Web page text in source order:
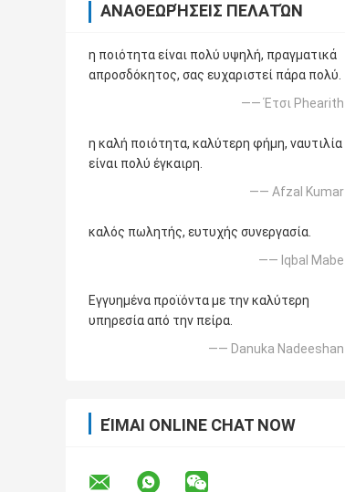
ΑΝΑΘΕΩΡΉΣΕΙΣ ΠΕΛΑΤΏΝ
η ποιότητα είναι πολύ υψηλή, πραγματικά
απροσδόκητος, σας ευχαριστεί πάρα πολύ.
—— Έτσι Phearith
η καλή ποιότητα, καλύτερη φήμη, ναυτιλία
είναι πολύ έγκαιρη.
—— Afzal Kumar
καλός πωλητής, ευτυχής συνεργασία.
—— Iqbal Mabe
Εγγυημένα προϊόντα με την καλύτερη
υπηρεσία από την πείρα.
—— Danuka Nadeeshan
ΕΊΜΑΙ ONLINE CHAT NOW